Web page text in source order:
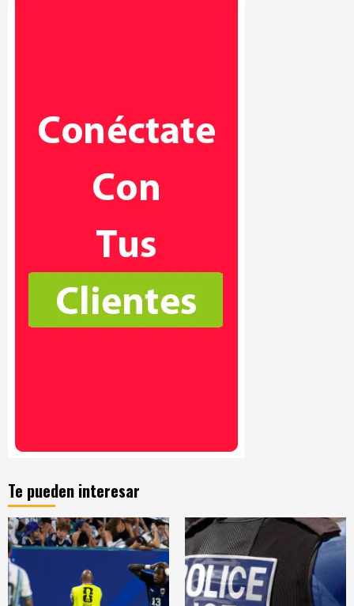
Te pueden interesar